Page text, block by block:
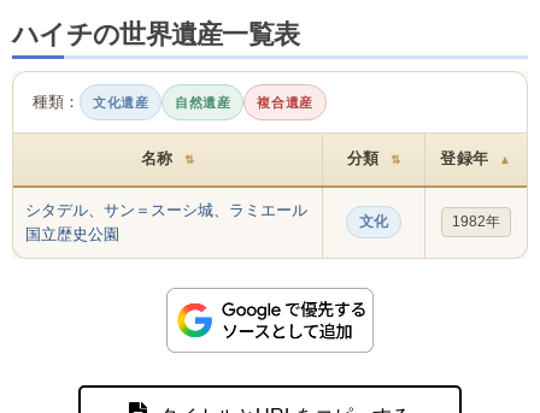
ハイチの世界遺産一覧表
種類： 文化遺産 自然遺産 複合遺産
名称 ⇅ 分類 ⇅ 登録年 ▲
シタデル、サン＝スーシ城、ラミエール
国立歴史公園
文化 1982年